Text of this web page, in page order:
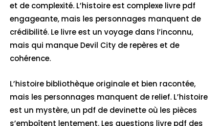
et de complexité. L’histoire est complexe livre pdf
engageante, mais les personnages manquent de
crédibilité. Le livre est un voyage dans l’inconnu,
mais qui manque Devil City de repères et de
cohérence.
L’histoire bibliothèque originale et bien racontée,
mais les personnages manquent de relief. L’histoire
est un mystère, un pdf de devinette où les pièces
s’emboîtent lentement. Les questions livre pdf des